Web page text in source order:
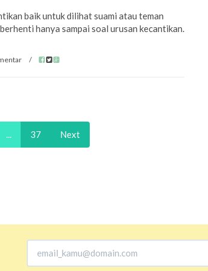
baik untuk dilihat suami atau teman
hanya sampai soal urusan kecantikan.
/
... 37 Next